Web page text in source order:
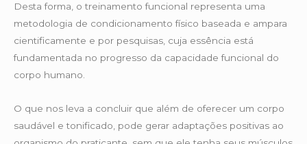
Desta forma, o treinamento funcional representa uma
metodologia de condicionamento físico baseada e ampara
cientificamente e por pesquisas, cuja essência está
fundamentada no progresso da capacidade funcional do
corpo humano.
O que nos leva a concluir que além de oferecer um corpo
saudável e tonificado, pode gerar adaptações positivas ao